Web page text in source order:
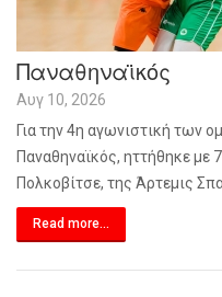
Παναθηναϊκός
Αυγ 10, 2026
Για την 4η αγωνιστική των
Παναθηναϊκός, ηττήθηκε με
Πολκοβίτσε, της Άρτεμις
Read more...